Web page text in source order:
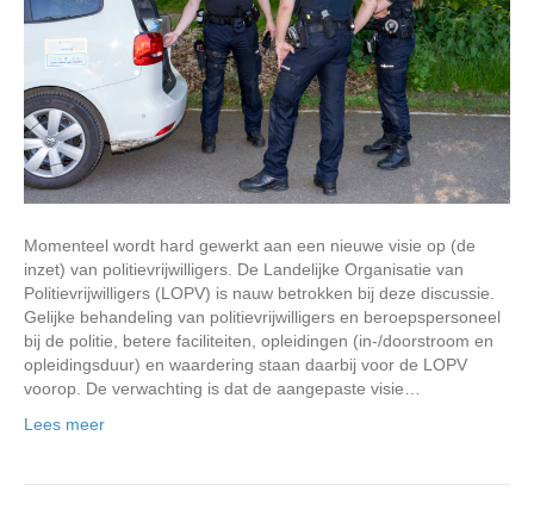
Momenteel wordt hard gewerkt aan een nieuwe visie op (de
inzet) van politievrijwilligers. De Landelijke Organisatie van
Politievrijwilligers (LOPV) is nauw betrokken bij deze discussie.
Gelijke behandeling van politievrijwilligers en beroepspersoneel
bij de politie, betere faciliteiten, opleidingen (in-/doorstroom en
opleidingsduur) en waardering staan daarbij voor de LOPV
voorop. De verwachting is dat de aangepaste visie…
Lees meer